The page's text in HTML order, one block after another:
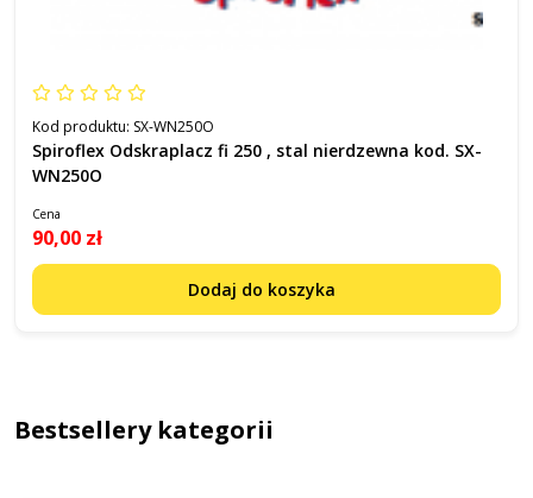
Kod produktu: SX-WN250O
Spiroflex Odskraplacz fi 250 , stal nierdzewna kod. SX-
WN250O
Cena
90,00 zł
Dodaj do koszyka
Bestsellery kategorii